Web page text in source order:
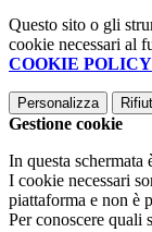
Questo sito o gli
cookie necessari al
COOKIE POLICY
Personalizza
Gestione cookie
In questa schermata
I cookie necessari
piattaforma e non è
Per conoscere quali